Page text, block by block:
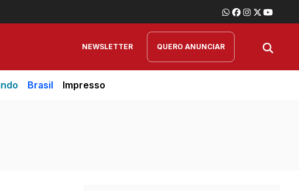
NEWSLETTER QUERO ANUNCIAR
Brasil Impresso